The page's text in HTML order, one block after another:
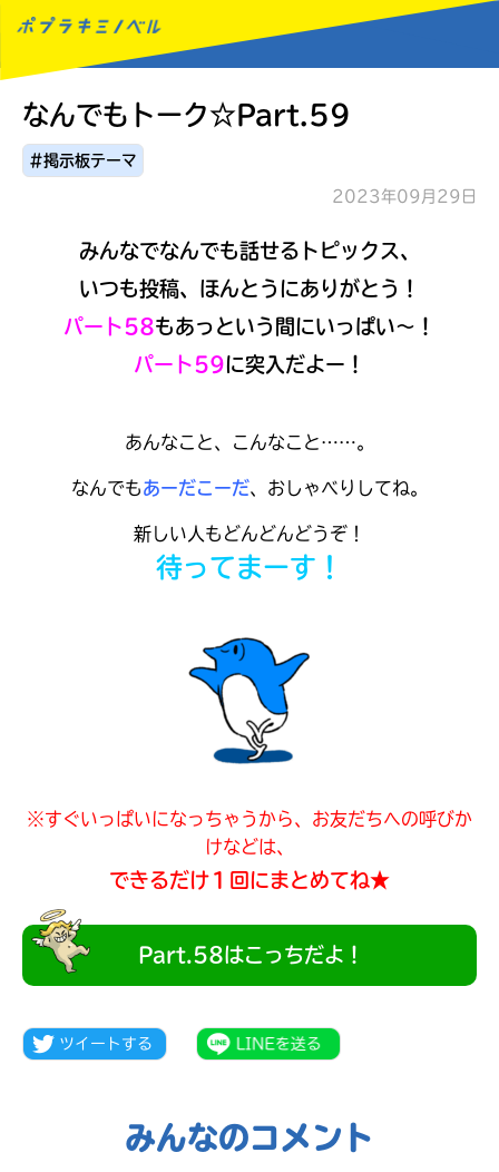
MENU
読みたい本が
できる掲示板
本を飛び出して
みんなとおしゃべり
できる掲示板
なんでもトーク☆Part.59
#掲示板テーマ
2023年09月29日
みんなでなんでも話せるトピックス、
いつも投稿、ほんとうにありがとう！
パート58もあっという間にいっぱい～！
パート59に突入だよー！
あんなこと、こんなこと……。
なんでもあーだこーだ、おしゃべりしてね。
新しい人もどんどんどうぞ！
待ってまーす！
※すぐいっぱいになっちゃうから、お友だちへの呼びか
けなどは、
できるだけ１回にまとめてね★
Part.58はこっちだよ！
みんなのコメント